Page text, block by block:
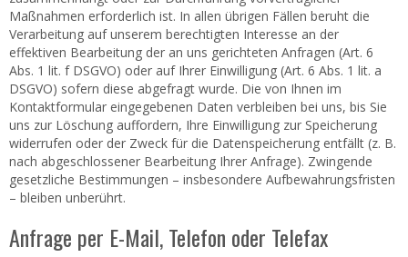
Maßnahmen erforderlich ist. In allen übrigen Fällen beruht die
Verarbeitung auf unserem berechtigten Interesse an der
effektiven Bearbeitung der an uns gerichteten Anfragen (Art. 6
Abs. 1 lit. f DSGVO) oder auf Ihrer Einwilligung (Art. 6 Abs. 1 lit. a
DSGVO) sofern diese abgefragt wurde. Die von Ihnen im
Kontaktformular eingegebenen Daten verbleiben bei uns, bis Sie
uns zur Löschung auffordern, Ihre Einwilligung zur Speicherung
widerrufen oder der Zweck für die Datenspeicherung entfällt (z. B.
nach abgeschlossener Bearbeitung Ihrer Anfrage). Zwingende
gesetzliche Bestimmungen – insbesondere Aufbewahrungsfristen
– bleiben unberührt.
Anfrage per E-Mail, Telefon oder Telefax